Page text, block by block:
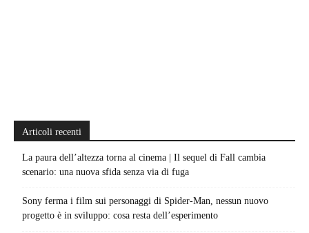
Articoli recenti
La paura dell’altezza torna al cinema | Il sequel di Fall cambia
scenario: una nuova sfida senza via di fuga
Sony ferma i film sui personaggi di Spider-Man, nessun nuovo
progetto è in sviluppo: cosa resta dell’esperimento